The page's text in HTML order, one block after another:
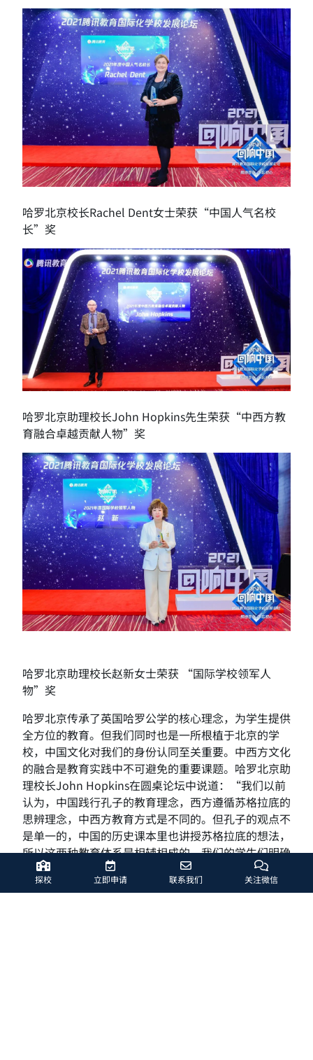
哈罗北京校长Rachel Dent女士荣获“中国人气名校
长”奖
哈罗北京助理校长John Hopkins先生荣获“中西方教
育融合卓越贡献人物”奖
哈罗北京助理校长赵新女士荣获 “国际学校领军人
物”奖
哈罗北京传承了英国哈罗公学的核心理念，为学生提供
全方位的教育。但我们同时也是一所根植于北京的学
校，中国文化对我们的身份认同至关重要。中西方文化
的融合是教育实践中不可避免的重要课题。哈罗北京助
理校长John Hopkins在圆桌论坛中说道：“我们以前
认为，中国践行孔子的教育理念，西方遵循苏格拉底的
思辨理念，中西方教育方式是不同的。但孔子的观点不
是单一的，中国的历史课本里也讲授苏格拉底的想法，
所以这两种教育体系是相辅相成的。我们的学生们明确
地知道这一点，他们不作评判，理解各个国家有各自的
文化和体系。这对他们是自然而然的。”
探校 立即申请 联系我们 关注微信